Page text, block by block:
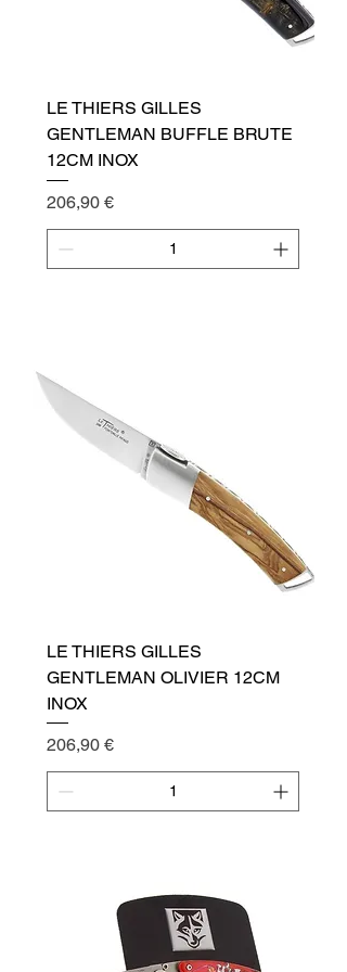
LE THIERS GILLES
GENTLEMAN BUFFLE BRUTE
12CM INOX
Cena
206,90 €
LE THIERS GILLES
GENTLEMAN OLIVIER 12CM
INOX
Cena
206,90 €